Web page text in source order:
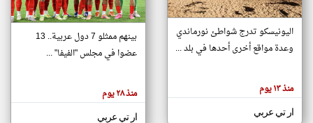
تغيير الدولة
اخبار جزر القمر على مدار الساعة
أهم اخبار جزر القمر العاجلة والمباشرة
هنا عن
وجهة
كاتبيها.
اليونيسكو تدرج شواطئ نورماندي
وعدة مواقع أخرى أحدها في بلد ...
منذ ١٣ يوم
ار تي عربي
بينهم ممثلو 7 دول عربية.. 13
عضوا في مجلس "الفيفا" ...
منذ ٢٨ يوم
ار تي عربي
klyoum.com